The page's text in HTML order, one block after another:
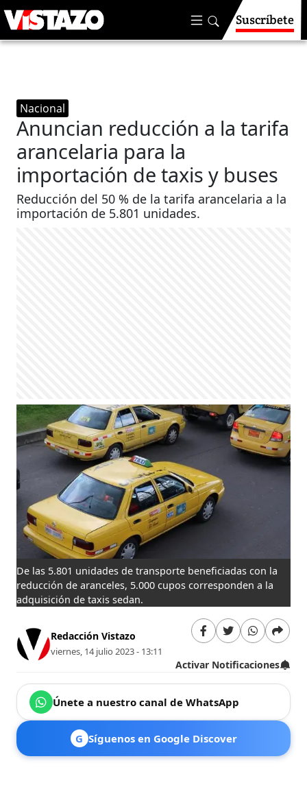
Suscríbete
Nacional
Anuncian reducción a la tarifa
arancelaria para la
importación de taxis y buses
Reducción del 50 % de la tarifa arancelaria a la
importación de 5.801 unidades.
De las 5.801 unidades de transporte beneficiadas con la
reducción de aranceles, 5.000 cupos corresponden a la
adquisición de taxis sedan.
Redacción Vistazo
viernes, 14 julio 2023 - 13:11
Activar Notificaciones
Únete a nuestro canal de WhatsApp
G Síguenos en Google Discover